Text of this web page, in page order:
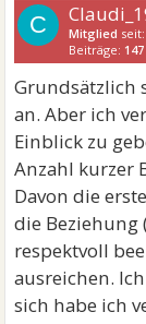
C Mitglied
Beiträge: 147
Grundsätzlich
an. Aber ich
Einblick zu
Anzahl kurzer
Davon die
die Beziehung
respektvoll
ausreichen.
sich habe ich